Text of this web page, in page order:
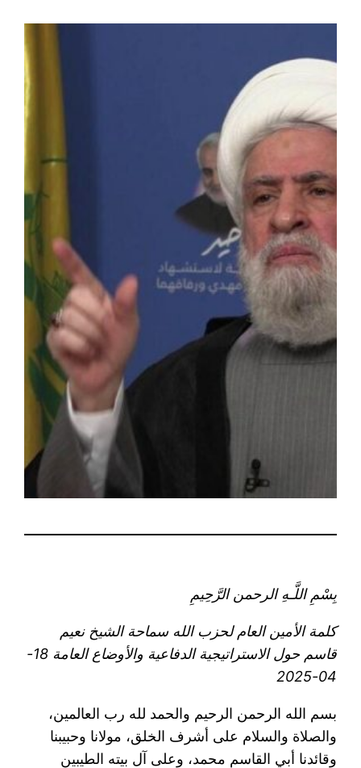
بِسْمِ اللَّـهِ الرحمن الرَّحِيمِ
كلمة الأمين العام لحزب الله سماحة الشيخ نعيم
قاسم حول الاستراتيجية الدفاعية والأوضاع العامة 18-
04-2025
بسم الله الرحمن الرحيم والحمد لله رب العالمين،
والصلاة والسلام على أشرف الخلق، مولانا وحبيبنا
وقائدنا ‏أبي القاسم محمد، وعلى آل بيته الطيبين